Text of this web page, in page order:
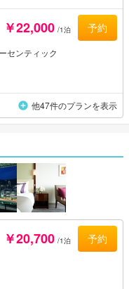
￥22,000 /1泊 予約
センティック
他47件のプランを表示
￥20,700 /1泊 予約